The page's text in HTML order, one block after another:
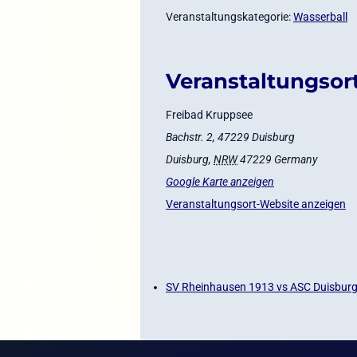
Veranstaltungskategorie:Wasserball
Freibad Kruppsee
Bachstr. 2, 47229 Duisburg
Duisburg, NRW47229 Germany
Google Karte anzeigen
Veranstaltungsort-Website anzeigen
SV Rheinhausen 1913 vs ASC